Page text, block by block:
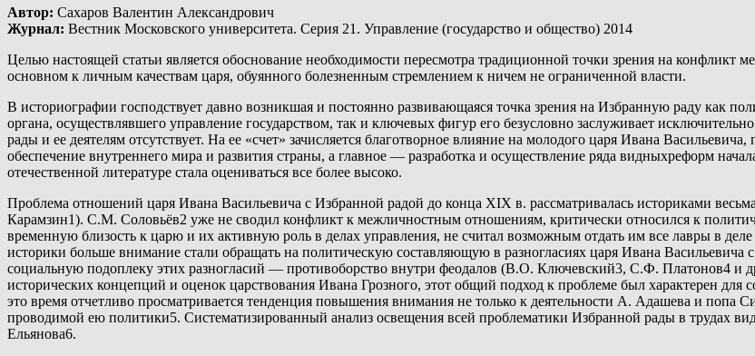
Автор: Сахаров Валентин Александрович
Журнал: Вестник Московского университета. Серия 21. Управление (государство и общество) 2014
Целью настоящей статьи является обоснование необходимости пересмотра традиционной точки зрения на
основном к личным качествам царя, обуянного болезненным стремлением к ничем не ограниченной власти.
В историографии господствует давно возникшая и постоянно развивающаяся точка зрения на Избранную раду как
органа, осуществлявшего управление государством, так и ключевых фигур его безусловно заслуживает
рады и ее деятелям отсутствует. На ее «счет» зачисляется благотворное влияние на молодого царя Ивана
обеспечение внутреннего мира и развития страны, а главное — разработка и осуществление ряда видныхреформ
отечественной литературе стала оцениваться все более высоко.
Проблема отношений царя Ивана Васильевича с Избранной радой до конца XIX в. рассматривалась историками
Карамзин1). С.М. Соловьёв2 уже не сводил конфликт к межличностным отношениям, критически относился к
временную близость к царю и их активную роль в делах управления, не считал возможным отдать им все лавры в
историки больше внимание стали обращать на политическую составляющую в разногласиях царя Ивана
социальную подоплеку этих разногласий — противоборство внутри феодалов (В.О. Ключевский3, С.Ф. Платонов4 и
исторических концепций и оценок царствования Ивана Грозного, этот общий подход к проблеме был характерен для
это время отчетливо просматривается тенденция повышения внимания не только к деятельности А. Адашева и попа
проводимой ею политики5. Систематизированный анализ освещения всей проблематики Избранной рады в трудах
Ельянова6.